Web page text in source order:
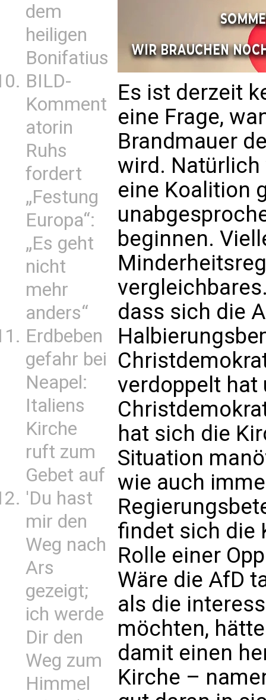
dem
heiligen
Bonifatius
BILD-
Komment
atorin
Ruhs
fordert
„Festung
Europa“:
„Es geht
nicht
mehr
anders“
Erdbeben
gefahr bei
Neapel:
Italiens
Kirche
ruft zum
Gebet auf
'Du hast
mir den
Weg nach
Ars
gezeigt;
ich werde
Dir den
Weg zum
Himmel
Es ist derzeit
eine Frage,
Brandmauer
wird.
eine Koalition
beginnen.
dass sich die
verdoppelt hat
hat sich die
Situation
wie auch
findet sich die
Rolle einer
Wäre die AfD
als die
möchten,
damit einen
Kirche –